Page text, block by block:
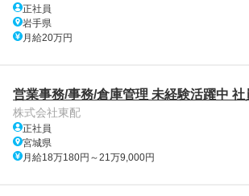
正社員
岩手県
月給20万円
営業事務/事務/倉庫管理 未経験活躍中
株式会社東配
正社員
宮城県
月給18万180円～21万9,000円